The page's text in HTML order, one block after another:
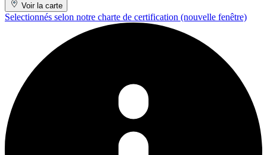
Voir la carte
Selectionnés selon notre charte de certification (nouvelle fenêtre)